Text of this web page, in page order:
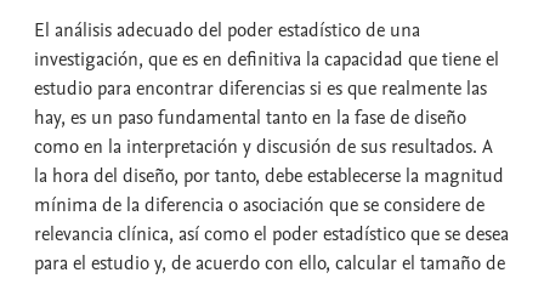
El análisis adecuado del poder estadístico de una
investigación, que es en definitiva la capacidad que tiene el
estudio para encontrar diferencias si es que realmente las
hay, es un paso fundamental tanto en la fase de diseño
como en la interpretación y discusión de sus resultados. A
la hora del diseño, por tanto, debe establecerse la magnitud
mínima de la diferencia o asociación que se considere de
relevancia clínica, así como el poder estadístico que se desea
para el estudio y, de acuerdo con ello, calcular el tamaño de